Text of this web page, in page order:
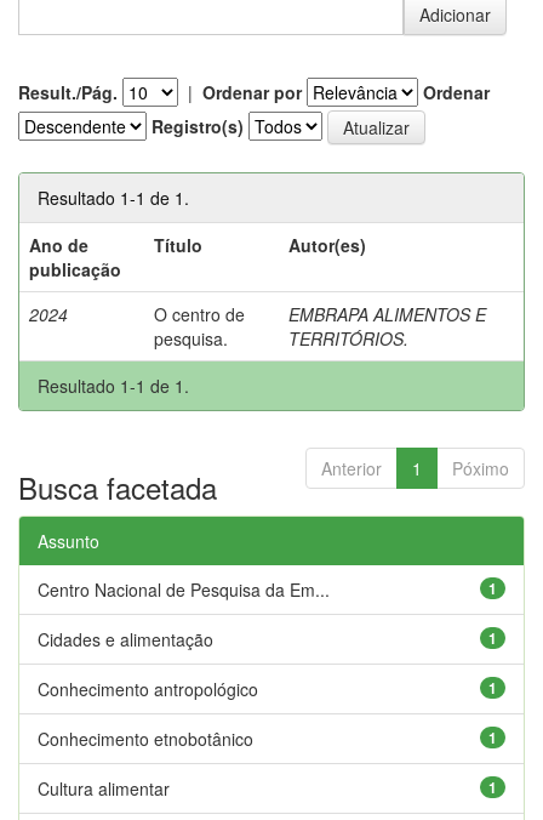
Result./Pág. | Ordenar por
Ordenar
Registro(s)
Resultado 1-1 de 1.
Ano de
publicação
Título Autor(es)
2024
O centro de
pesquisa.
EMBRAPA ALIMENTOS E
TERRITÓRIOS.
Resultado 1-1 de 1.
Anterior 1 Póximo
Busca facetada
Assunto
1
Centro Nacional de Pesquisa da Em...
1
Cidades e alimentação
1
Conhecimento antropológico
1
Conhecimento etnobotânico
1
Cultura alimentar